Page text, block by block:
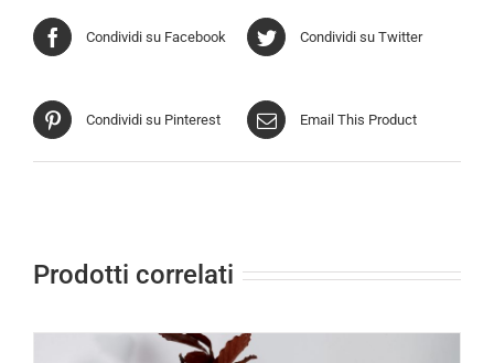
Condividi su Facebook Condividi su Twitter
Condividi su Pinterest Email This Product
Prodotti correlati